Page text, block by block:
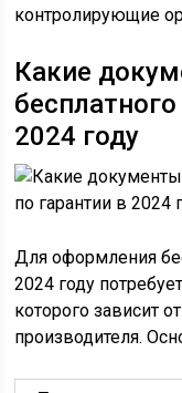
контролирующие
Какие
2024 году
Для оформления
2024 году
которого зависит
производителя.